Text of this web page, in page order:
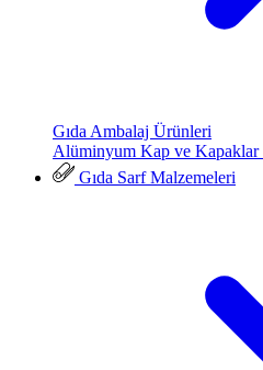
Gıda Ambalaj Ürünleri
Alüminyum Kap ve Kapaklar
Gıda Sarf Malzemeleri